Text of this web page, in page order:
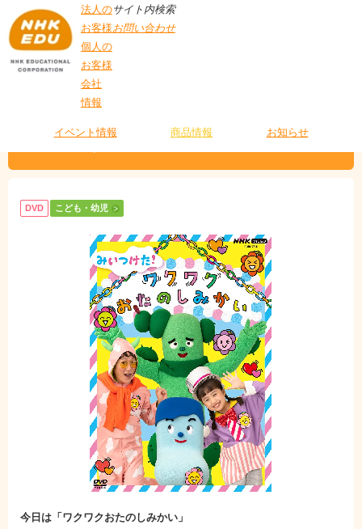
法人の
お客様
個人の
お客様
会社
情報
サイト内検索
お問い合わせ
イベント情報 商品情報 お知らせ
DVD こども・幼児
今日は「ワクワクおたのしみかい」